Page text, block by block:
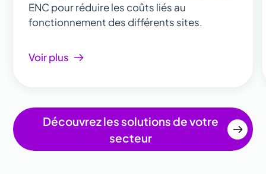
ENC pour réduire les coûts liés au
fonctionnement des différents sites.
Voir plus
Découvrez les solutions de votre
secteur